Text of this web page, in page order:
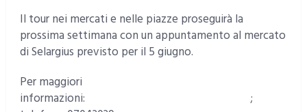
Il tour nei mercati e nelle piazze proseguirà la
prossima settimana con un appuntamento al mercato
di Selargius previsto per il 5 giugno.
Per maggiori
informazioni:
acliprovincialicagliari@gmail.com;